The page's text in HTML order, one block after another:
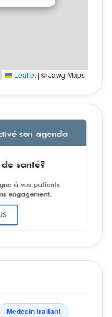
Medecin traitant
Leaflet | © Jawg Maps